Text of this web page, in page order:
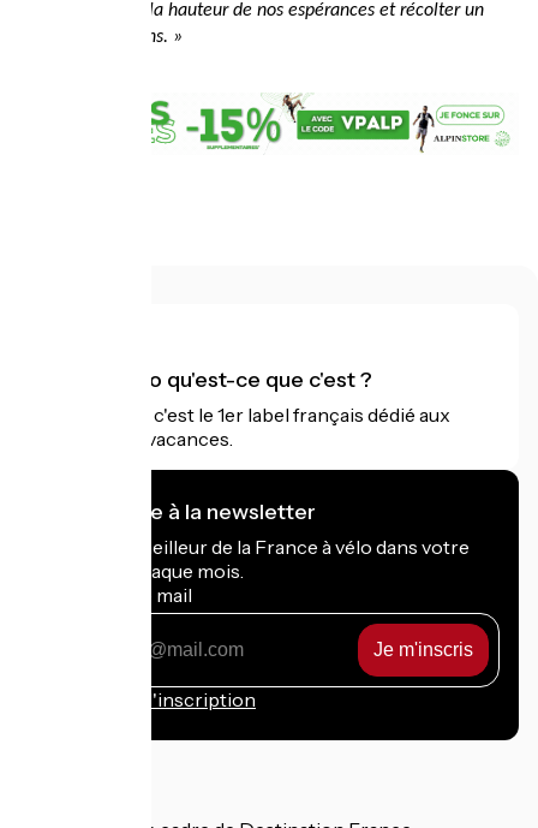
faire un projet à la hauteur de nos espérances et récolter un
maximum de dons. »
Accueil Vélo qu'est-ce que c'est ?
Accueil Vélo c'est le 1er label français dédié aux
cyclistes en vacances.
Je m'abonne à la newsletter
Recevez le meilleur de la France à vélo dans votre
boîte mail chaque mois.
Mon adresse mail
Conditions d'inscription